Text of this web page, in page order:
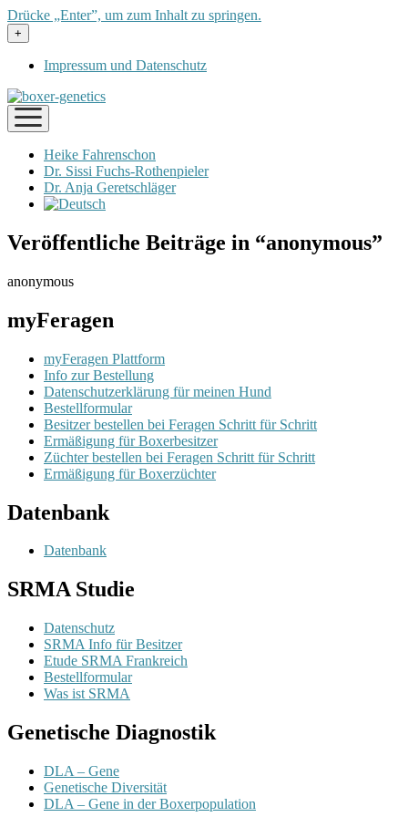
Drücke „Enter”, um zum Inhalt zu springen.
Menü
öffnen
+
Impressum und Datenschutz
Menü
öffnen
Heike Fahrenschon
Dr. Sissi Fuchs-Rothenpieler
Dr. Anja Geretschläger
Veröffentliche Beiträge in “anonymous”
anonymous
myFeragen
myFeragen Plattform
Info zur Bestellung
Datenschutzerklärung für meinen Hund
Bestellformular
Besitzer bestellen bei Feragen Schritt für Schritt
Ermäßigung für Boxerbesitzer
Züchter bestellen bei Feragen Schritt für Schritt
Ermäßigung für Boxerzüchter
Datenbank
Datenbank
SRMA Studie
Datenschutz
SRMA Info für Besitzer
Etude SRMA Frankreich
Bestellformular
Was ist SRMA
Genetische Diagnostik
DLA – Gene
Genetische Diversität
DLA – Gene in der Boxerpopulation